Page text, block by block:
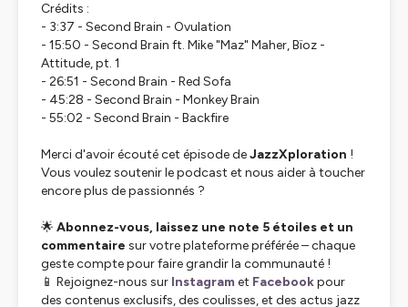
Crédits :
- 3:37 - Second Brain - Ovulation
- 15:50 - Second Brain ft. Mike "Maz" Maher, Bïoz -
Attitude, pt. 1
- 26:51 - Second Brain - Red Sofa
- 45:28 - Second Brain - Monkey Brain
- 55:02 - Second Brain - Backfire
Merci d'avoir écouté cet épisode deJazzXploration !
Vous voulez soutenir le podcast et nous aider à toucher
encore plus de passionnés ?
🌟 Abonnez-vous, laissez une note 5 étoiles et un
commentaire sur votre plateforme préférée – chaque
geste compte pour faire grandir la communauté !
📱 Rejoignez-nous sur Instagram et Facebookpour
des contenus exclusifs, des coulisses, et des actus jazz